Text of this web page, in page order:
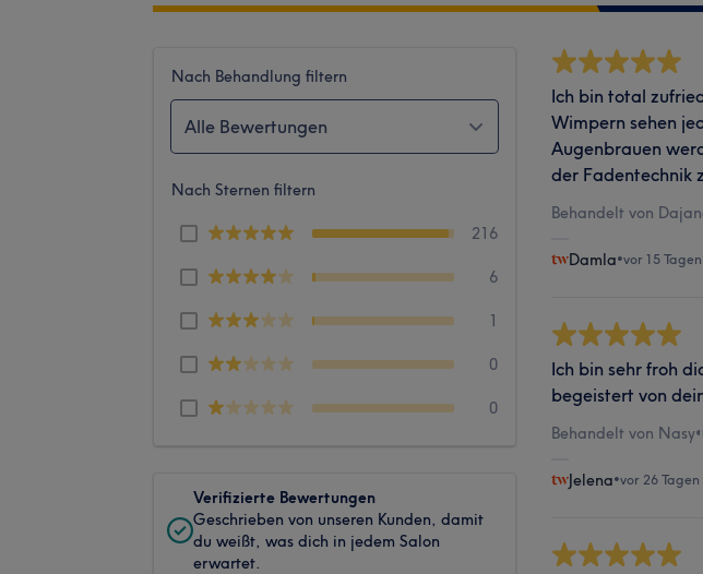
Nach Behandlung filtern
Alle Bewertungen
Nach Sternen filtern
216
6
1
0
0
Verifizierte Bewertungen
Geschrieben von unseren Kunden, damit
du weißt, was dich in jedem Salon
erwartet.
Ich bin total
Wimpern sehen
Augenbrauen
der Fadentechnik
Behandelt von
Damla•vor 15 Tagen
Ich bin sehr froh
begeistert von
Behandelt von Nasy•
Jelena•vor 26 Tagen